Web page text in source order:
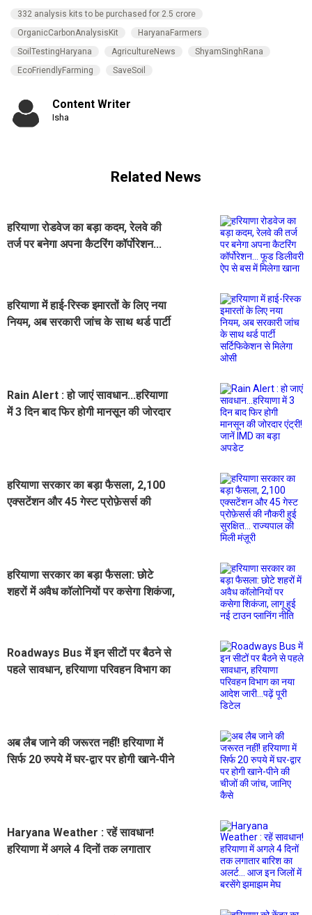
332 analysis kits to be purchased for 2.5 crore
OrganicCarbonAnalysisKit
HaryanaFarmers
SoilTestingHaryana
AgricultureNews
ShyamSinghRana
EcoFriendlyFarming
SaveSoil
Content Writer
Isha
Related News
हरियाणा रोडवेज का बड़ा कदम, रेलवे की
तर्ज पर बनेगा अपना कैटरिंग कॉर्पोरेशन...
हरियाणा में हाई-रिस्क इमारतों के लिए नया
नियम, अब सरकारी जांच के साथ थर्ड पार्टी
Rain Alert : हो जाएं सावधान...हरियाणा
में 3 दिन बाद फिर होगी मानसून की जोरदार
हरियाणा सरकार का बड़ा फैसला, 2,100
एक्सटेंशन और 45 गेस्ट प्रोफ़ेसर्स की
हरियाणा सरकार का बड़ा फैसला: छोटे
शहरों में अवैध कॉलोनियों पर कसेगा शिकंजा,
Roadways Bus में इन सीटों पर बैठने से
पहले सावधान, हरियाणा परिवहन विभाग का
अब लैब जाने की जरूरत नहीं! हरियाणा में
सिर्फ 20 रुपये में घर-द्वार पर होगी खाने-पीने
Haryana Weather : रहें सावधान!
हरियाणा में अगले 4 दिनों तक लगातार